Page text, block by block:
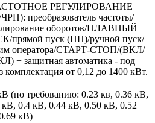
РЕГУЛИРОВАНИЕ
преобразователь частоты/
оборотов/ПЛАВНЫЙ
прямой пуск (ПП)/ручной пуск/
оператора/СТАРТ-СТОП/(ВКЛ/
+ защитная автоматика - под
комплектация от 0,12 до 1400 кВт.
(по требованию: 0.23 кв, 0.36 кВ,
кВ, 0.4 кВ, 0.44 кВ, 0.50 кВ, 0.52
кВ)